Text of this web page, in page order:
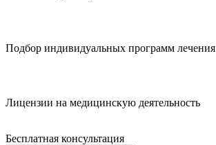
Подбор индивидуальных программ лечения
Лицензии на медицинскую деятельность
Бесплатная консультация